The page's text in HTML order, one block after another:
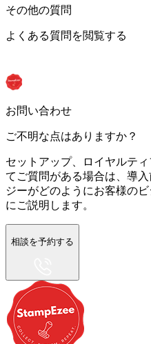
その他の質問
よくある質問を閲覧する
お問い合わせ
ご不明な点はありますか？
セットアップ、ロイヤルテ
てご質問がある場合は、導
ジーがどのようにお客様の
にご説明します。
相談を予約する